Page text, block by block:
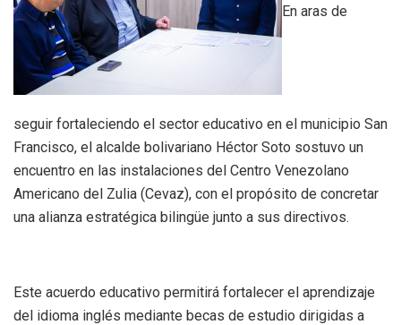
En aras de
seguir fortaleciendo el sector educativo en el municipio San
Francisco, el alcalde bolivariano Héctor Soto sostuvo un
encuentro en las instalaciones del Centro Venezolano
Americano del Zulia (Cevaz), con el propósito de concretar
una alianza estratégica bilingüe junto a sus directivos.
Este acuerdo educativo permitirá fortalecer el aprendizaje
del idioma inglés mediante becas de estudio dirigidas a